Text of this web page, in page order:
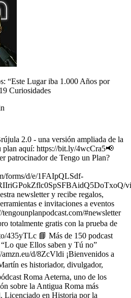
“Este Lugar iba 1.000 Años por
Curiosidades
2.0 - una versión ampliada de la
plan aquí: https://bit.ly/4wcCra5📢
patrocinador de Tengo un Plan?
forms/d/e/1FAIpQLSdf-
newsletter y recibe regalos,
e invitaciones a eventos
tengounplanpodcast.com/#newsletter
totalmente gratis con la prueba de
435yTLc 📘 Más de 150 podcast
que Ellos saben y Tú no”
d/8ZcVldi ¡Bienvenidos a
es historiador, divulgador,
Roma Aeterna, uno de los
sobre la Antigua Roma más
Licenciado en Historia por la